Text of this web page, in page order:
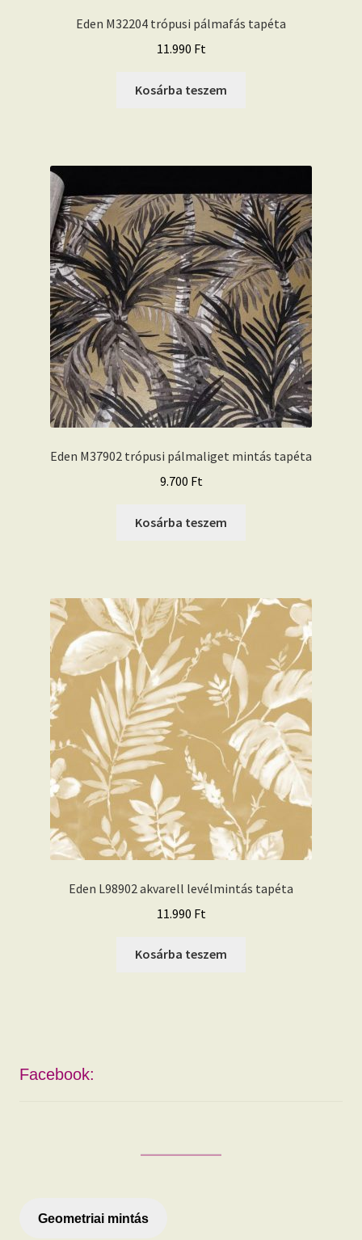
Eden M32204 trópusi pálmafás tapéta
11.990 Ft
Kosárba teszem
Eden M37902 trópusi pálmaliget mintás tapéta
9.700 Ft
Kosárba teszem
Eden L98902 akvarell levélmintás tapéta
11.990 Ft
Kosárba teszem
Facebook:
Geometriai mintás